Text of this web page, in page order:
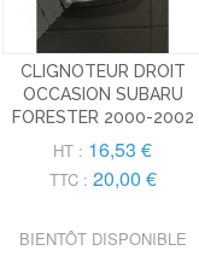
CLIGNOTEUR DROIT
OCCASION SUBARU
FORESTER 2000-2002
HT : 16,53 €
TTC : 20,00 €
BIENTÔT DISPONIBLE